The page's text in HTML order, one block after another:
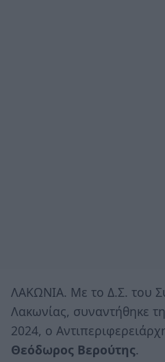
ΛΑΚΩΝΙΑ. Με το Δ.Σ. του
Λακωνίας, συναντήθηκε
2024, ο
Θεόδωρος Βερούτης.